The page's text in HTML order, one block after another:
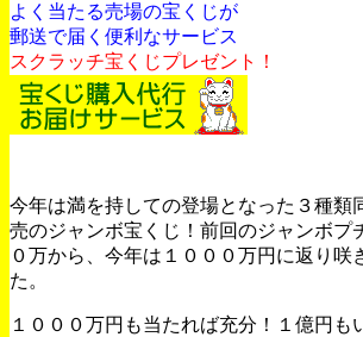
よく当たる売場の宝くじが
郵送で届く便利なサービス
スクラッチ宝くじプレゼント！
今年は満を持しての登場となった３種類
売のジャンボ宝くじ！前回のジャンボプ
０万から、今年は１０００万円に返り咲
た。
１０００万円も当たれば充分！１億円も